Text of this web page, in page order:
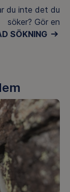
du inte det du
söker? Gör en
SÖKNING